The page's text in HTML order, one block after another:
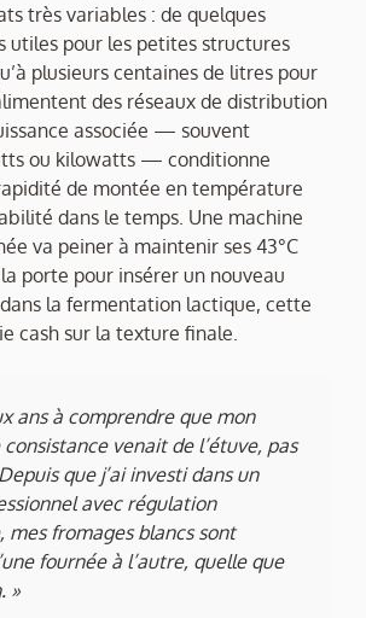
très variables : de quelques
utiles pour les petites structures
plusieurs centaines de litres pour
des réseaux de distribution
associée — souvent
ou kilowatts — conditionne
de montée en température
dans le temps. Une machine
va peiner à maintenir ses 43°C
porte pour insérer un nouveau
la fermentation lactique, cette
cash sur la texture finale.
ans à comprendre que mon
venait de l’étuve, pas
que j’ai investi dans un
avec régulation
mes fromages blancs sont
fournée à l’autre, quelle que
»